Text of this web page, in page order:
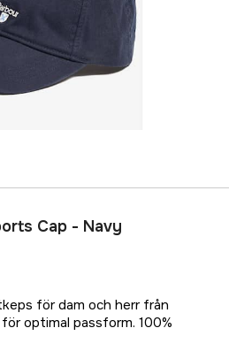
Cap - Navy
för dam och herr från
optimal passform. 100%